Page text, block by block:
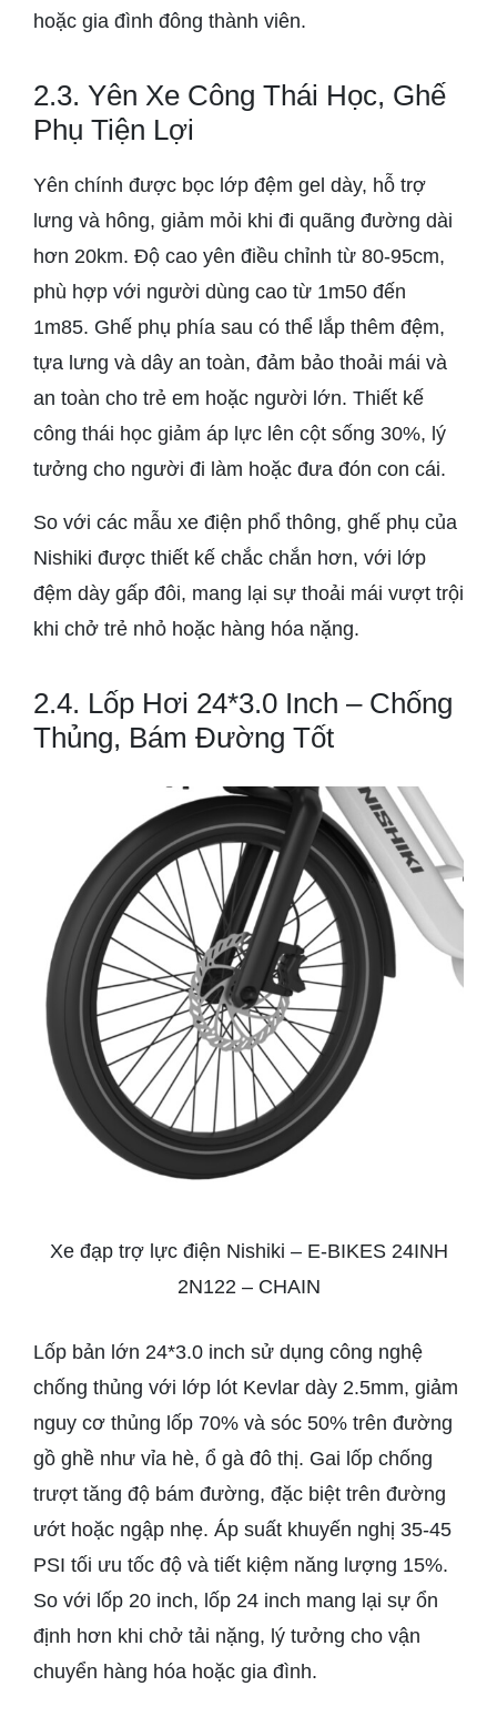
hoặc gia đình đông thành viên.
2.3. Yên Xe Công Thái Học, Ghế
Phụ Tiện Lợi
Yên chính được bọc lớp đệm gel dày, hỗ trợ
lưng và hông, giảm mỏi khi đi quãng đường dài
hơn 20km. Độ cao yên điều chỉnh từ 80-95cm,
phù hợp với người dùng cao từ 1m50 đến
1m85. Ghế phụ phía sau có thể lắp thêm đệm,
tựa lưng và dây an toàn, đảm bảo thoải mái và
an toàn cho trẻ em hoặc người lớn. Thiết kế
công thái học giảm áp lực lên cột sống 30%, lý
tưởng cho người đi làm hoặc đưa đón con cái.
So với các mẫu xe điện phổ thông, ghế phụ của
Nishiki được thiết kế chắc chắn hơn, với lớp
đệm dày gấp đôi, mang lại sự thoải mái vượt trội
khi chở trẻ nhỏ hoặc hàng hóa nặng.
2.4. Lốp Hơi 24*3.0 Inch – Chống
Thủng, Bám Đường Tốt
Xe đạp trợ lực điện Nishiki – E-BIKES 24INH
2N122 – CHAIN
Lốp bản lớn 24*3.0 inch sử dụng công nghệ
chống thủng với lớp lót Kevlar dày 2.5mm, giảm
nguy cơ thủng lốp 70% và sóc 50% trên đường
gồ ghề như vỉa hè, ổ gà đô thị. Gai lốp chống
trượt tăng độ bám đường, đặc biệt trên đường
ướt hoặc ngập nhẹ. Áp suất khuyến nghị 35-45
PSI tối ưu tốc độ và tiết kiệm năng lượng 15%.
So với lốp 20 inch, lốp 24 inch mang lại sự ổn
định hơn khi chở tải nặng, lý tưởng cho vận
chuyển hàng hóa hoặc gia đình.